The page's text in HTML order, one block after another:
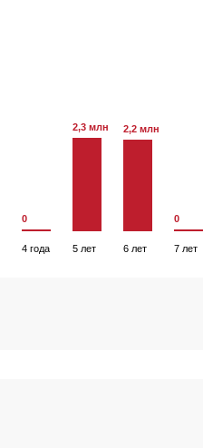
0
4 года
2,3 млн
5 лет
2,2 млн
6 лет
0
7 лет